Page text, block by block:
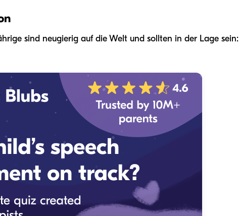
sind neugierig auf die Welt und sollten in der Lage sein: